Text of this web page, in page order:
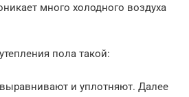
много холодного воздуха
пола такой:
и уплотняют. Далее